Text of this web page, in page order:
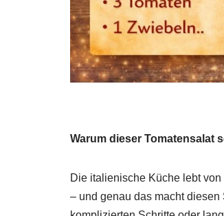
Warum dieser Tomatensalat
Die italienische Küche lebt
– und genau das macht